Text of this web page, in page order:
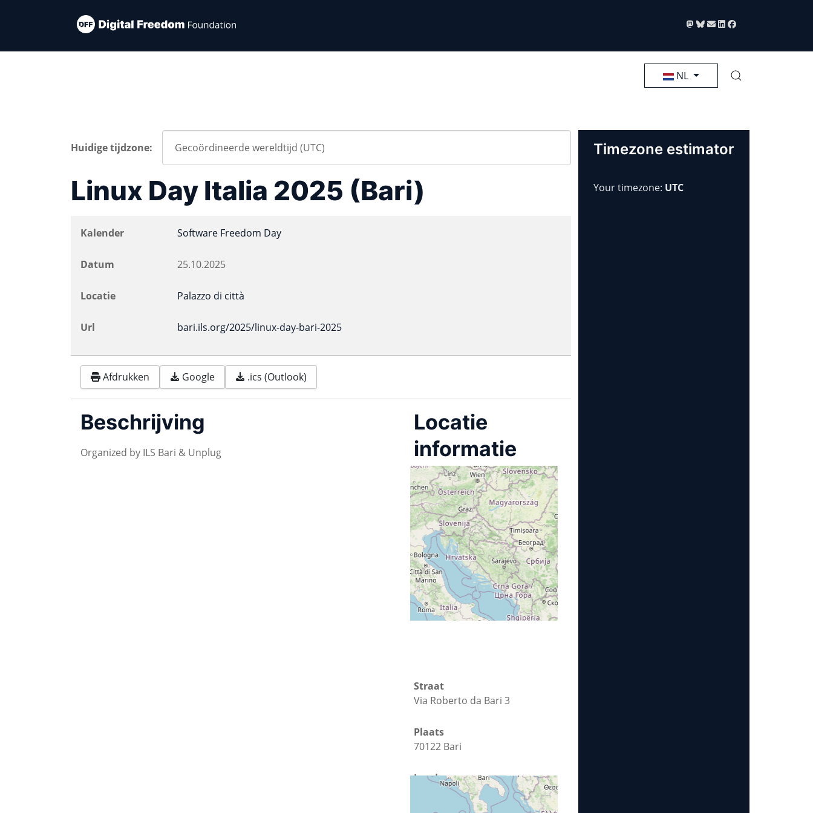
Selecteer de taal
NL
Huidige tijdzone:
Linux Day Italia 2025 (Bari)
Kalender Software Freedom Day
Datum 25.10.2025
Locatie Palazzo di città
Url bari.ils.org/2025/linux-day-bari-2025
Afdrukken Google .ics (Outlook)
Beschrijving
Organized by ILS Bari & Unplug
Locatie
informatie
Palazzo di città
Plattegrond
Routebeschrijving
Straat
Via Roberto da Bari 3
Plaats
70122 Bari
Land
Timezone estimator
Your timezone: UTC